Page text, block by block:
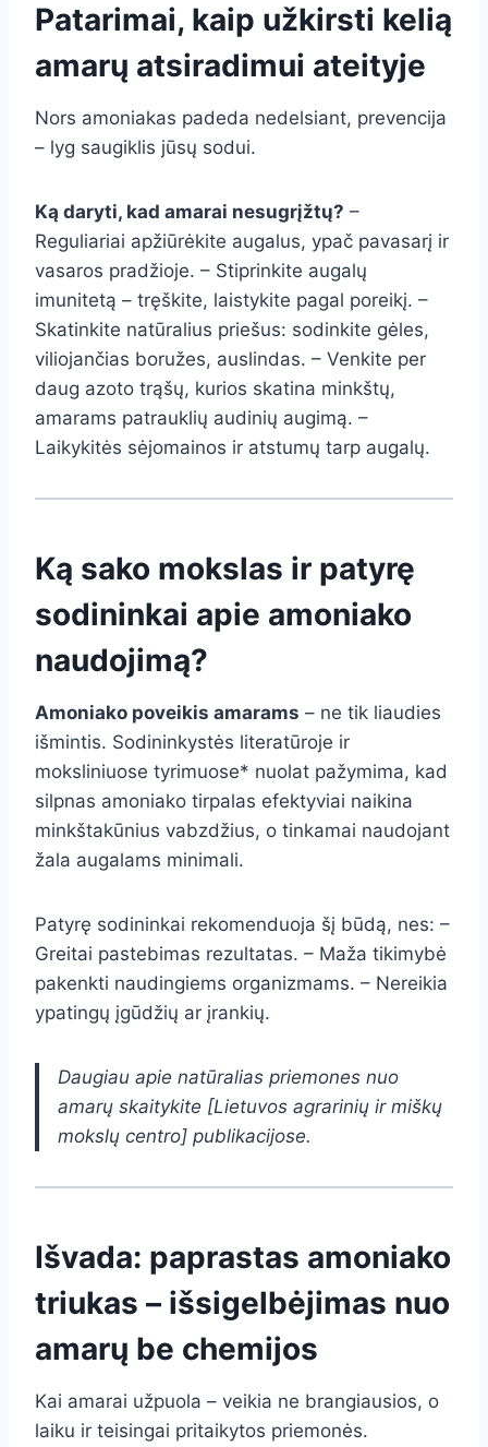
Patarimai, kaip užkirsti kelią
amarų atsiradimui ateityje
Nors amoniakas padeda nedelsiant, prevencija
– lyg saugiklis jūsų sodui.
Ką daryti, kad amarai nesugrįžtų? –
Reguliariai apžiūrėkite augalus, ypač pavasarį ir
vasaros pradžioje. – Stiprinkite augalų
imunitetą – tręškite, laistykite pagal poreikį. –
Skatinkite natūralius priešus: sodinkite gėles,
viliojančias boružes, auslindas. – Venkite per
daug azoto trąšų, kurios skatina minkštų,
amarams patrauklių audinių augimą. –
Laikykitės sėjomainos ir atstumų tarp augalų.
Ką sako mokslas ir patyrę
sodininkai apie amoniako
naudojimą?
Amoniako poveikis amarams – ne tik liaudies
išmintis. Sodininkystės literatūroje ir
moksliniuose tyrimuose* nuolat pažymima, kad
silpnas amoniako tirpalas efektyviai naikina
minkštakūnius vabzdžius, o tinkamai naudojant
žala augalams minimali.
Patyrę sodininkai rekomenduoja šį būdą, nes: –
Greitai pastebimas rezultatas. – Maža tikimybė
pakenkti naudingiems organizmams. – Nereikia
ypatingų įgūdžių ar įrankių.
Daugiau apie natūralias priemones nuo
amarų skaitykite [Lietuvos agrarinių ir miškų
mokslų centro] publikacijose.
Išvada: paprastas amoniako
triukas – išsigelbėjimas nuo
amarų be chemijos
Kai amarai užpuola – veikia ne brangiausios, o
laiku ir teisingai pritaikytos priemonės.